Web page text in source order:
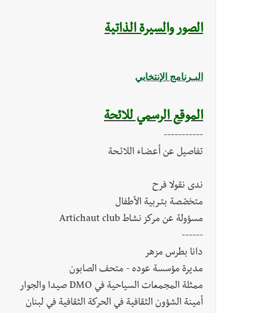
الصور والسيرة الذاتية
البـرنامج الإنتخابي
الموقع الرسمي للائحة
-----------
تفاصيل عن أعـضـاء اللائـحة
ندى نقولا فرح
متخصّصة بتـربية الأطفال
مسؤولة عن مركز نشاط Artichaut club
------
دانا بطرس مزهر
مديرة مؤسسة عوده - متحف الصابون
ممثلة المجمعات السياحية في DMO صيدا والجوار
أمينة الشؤون الثقافية في الحركة الثقافية في لبنان